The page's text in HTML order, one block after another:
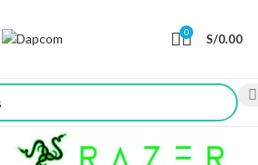
0 S/0.00